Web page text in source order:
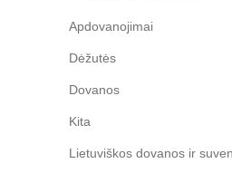
Apdovanojimai
Dėžutės
Dovanos
Kita
Lietuviškos dovanos ir